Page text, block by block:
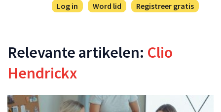
Registreer gratis
Log in
Word lid
Relevante artikelen: Clio
Hendrickx